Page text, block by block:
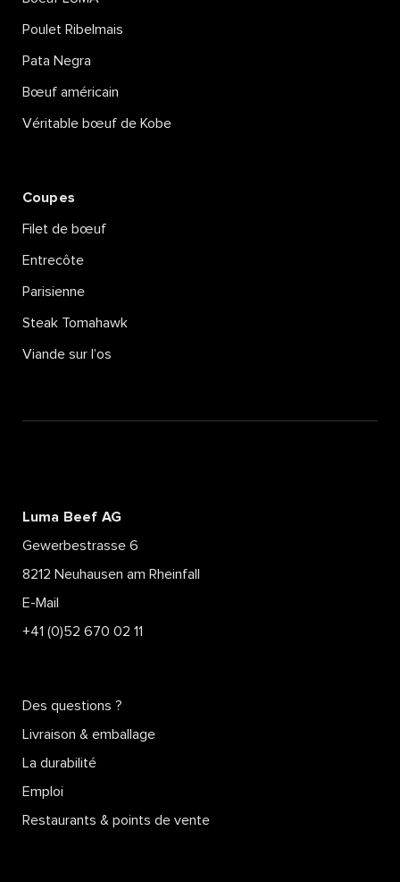
Poulet Ribelmais
Pata Negra
Bœuf américain
Véritable bœuf de Kobe
Coupes
Filet de bœuf
Entrecôte
Parisienne
Steak Tomahawk
Viande sur l’os
Luma Beef AG
Gewerbestrasse 6
8212 Neuhausen am Rheinfall
E-Mail
+41 (0)52 670 02 11
Des questions ?
Livraison & emballage
La durabilité
Emploi
Restaurants & points de vente